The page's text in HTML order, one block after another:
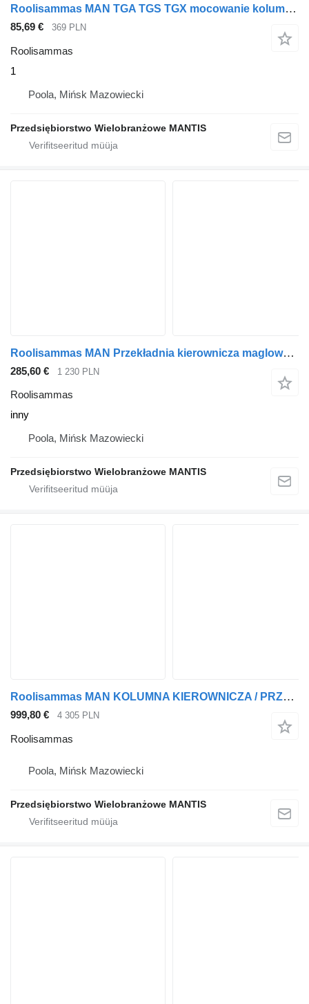
Roolisammas MAN TGA TGS TGX mocowanie kolumny kierowniczej RBL 1 tüübi jaoks sadulveoki
85,69 € 369 PLN
Roolisammas
1
Poola, Mińsk Mazowiecki
Przedsiębiorstwo Wielobranżowe MANTIS
Roolisammas MAN Przekładnia kierownicza maglownica MAN L 2000 LE inny tüübi jaoks sadulveoki
285,60 € 1 230 PLN
Roolisammas
inny
Poola, Mińsk Mazowiecki
Przedsiębiorstwo Wielobranżowe MANTIS
Roolisammas MAN KOLUMNA KIEROWNICZA / PRZEKŁADNIA KIEROWNICZA MAN TGM 22,5 tüübi jaoks sadulveoki
999,80 € 4 305 PLN
Roolisammas
Poola, Mińsk Mazowiecki
Przedsiębiorstwo Wielobranżowe MANTIS